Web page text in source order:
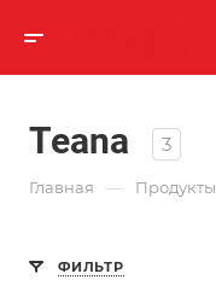
Teana 3
Главная — Продукты
ФИЛЬТР